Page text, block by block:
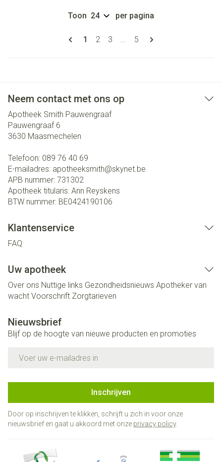
Pagina's
U lees momenteel pagina
1 Pagina
2 Pagina
3 ... Pagina
5
Toon per pagina
Neem contact met ons op
Apotheek Smith Pauwengraaf
Pauwengraaf 6
3630 Maasmechelen
Telefoon: 089 76 40 69
E-mailadres: apotheeksmith@skynet.be
APB nummer: 731302
Apotheek titularis: Ann Reyskens
BTW nummer: BE0424190106
Klantenservice
FAQ
Uw apotheek
Over ons Nuttige links Gezondheidsnieuws Apotheker van
wacht Voorschrift Zorgtarieven
Nieuwsbrief
Blijf op de hoogte van nieuwe producten en promoties
Inschrijven
Door op inschrijven te klikken, schrijft u zich in voor onze
nieuwsbrief en gaat u akkoord met onze privacy policy.